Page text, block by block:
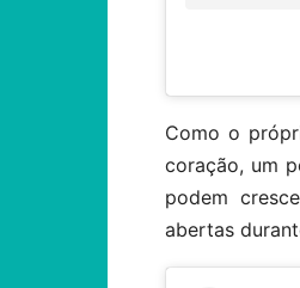
Como o
coração, um
podem
abertas